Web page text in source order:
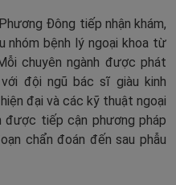
Đông tiếp nhận khám,
nhóm bệnh lý ngoại khoa từ
chuyên ngành được phát
đội ngũ bác sĩ giàu kinh
đại và các kỹ thuật ngoại
được tiếp cận phương pháp
chẩn đoán đến sau phẫu